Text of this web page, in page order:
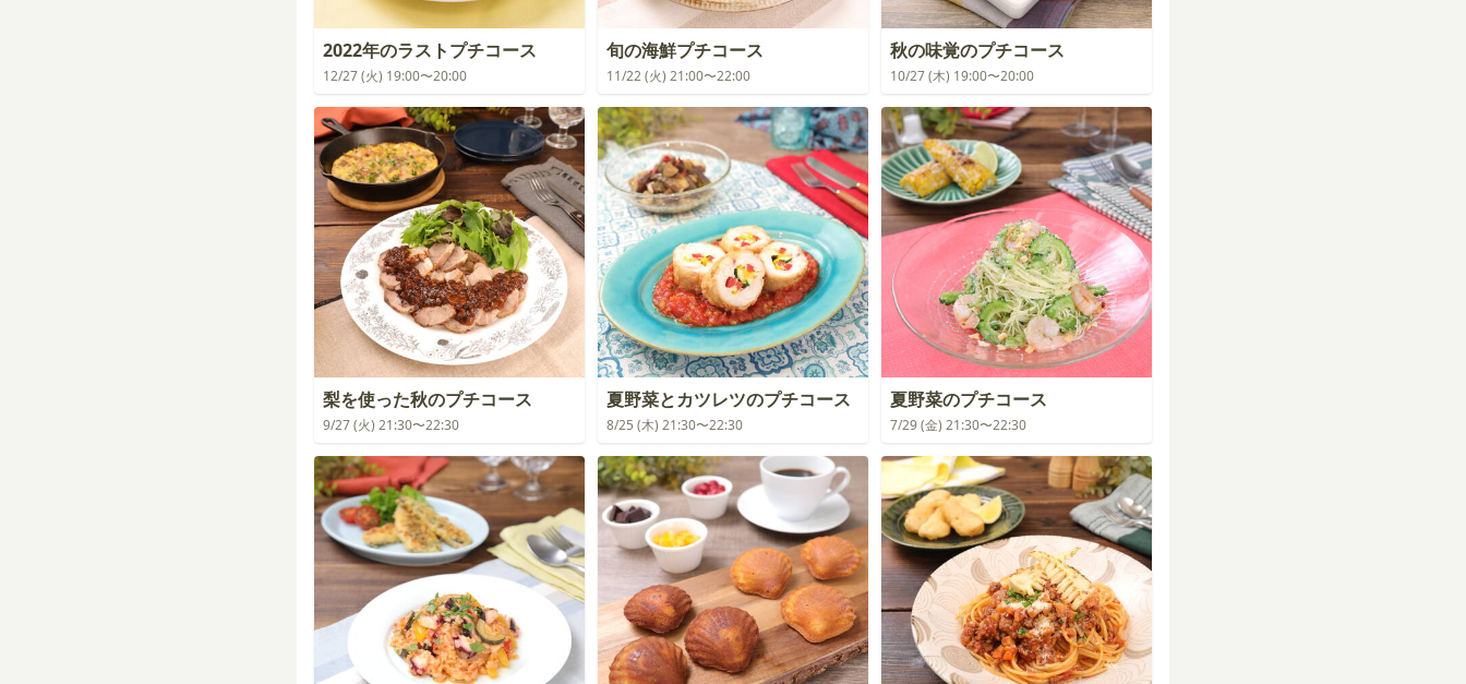
2022年のラストプチコース
12/27 (火) 19:00〜20:00
旬の海鮮プチコース
11/22 (火) 21:00〜22:00
秋の味覚のプチコース
10/27 (木) 19:00〜20:00
梨を使った秋のプチコース
9/27 (火) 21:30〜22:30
夏野菜とカツレツのプチコース
8/25 (木) 21:30〜22:30
夏野菜のプチコース
7/29 (金) 21:30〜22:30